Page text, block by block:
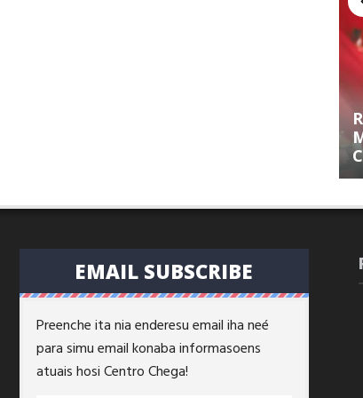
EMAIL SUBSCRIBE
Preenche ita nia enderesu email iha neé
para simu email konaba informasoens
atuais hosi Centro Chega!